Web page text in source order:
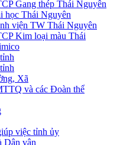
Gang thép Thái Nguyên
học Thái Nguyên
viện TW Thái Nguyên
Kim loại màu Thái
Xã
và các Đoàn thể
việc tỉnh ủy
Dân vận